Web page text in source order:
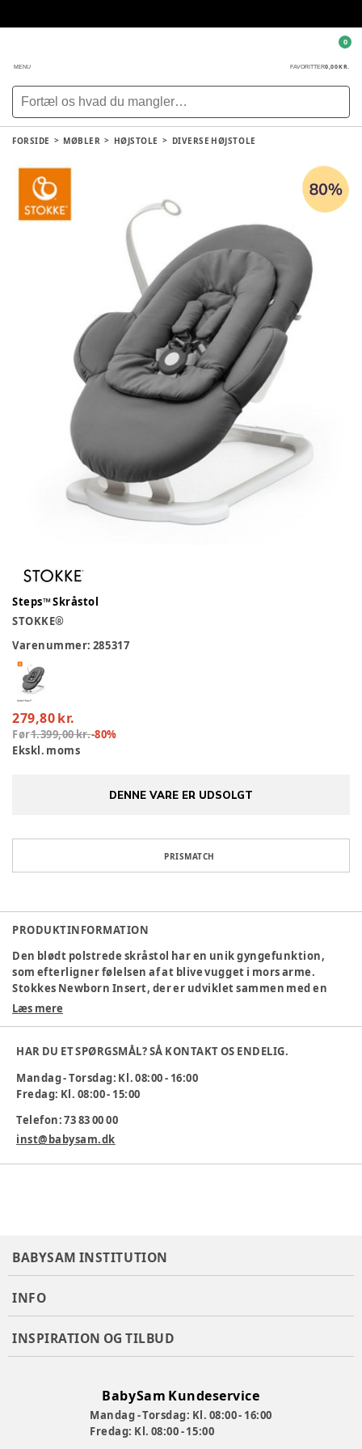
MENU FAVORITTER0,00 KR.
0
FORSIDE MØBLER HØJSTOLE DIVERSE HØJSTOLE
Steps™ Skråstol
STOKKE®
Varenummer: 285317
279,80 kr.
Før1.399,00 kr.-80%
Ekskl. moms
DENNE VARE ER UDSOLGT
PRISMATCH
PRODUKTINFORMATION
Den blødt polstrede skråstol har en unik gyngefunktion,
som efterligner følelsen af at blive vugget i mors arme.
Stokkes Newborn Insert, der er udviklet sammen med en
pædiatrisk fysioterapeut, sikrer, at barnet bliver støttet
favoritlegetøj
Specifikationer:
det muligt for barnet selv at gynge.
Kan bruges på gulvet eller monteret på Stokke® Steps™
Læs mere
HAR DU ET SPØRGSMÅL? SÅ KONTAKT OS ENDELIG.
Mandag - Torsdag: Kl. 08:00 - 16:00
Fredag: Kl. 08:00 - 15:00
Telefon: 73 83 00 00
inst@babysam.dk
BABYSAM INSTITUTION
INFO
INSPIRATION OG TILBUD
BabySam Kundeservice
Mandag - Torsdag: Kl. 08:00 - 16:00
Fredag: Kl. 08:00 - 15:00